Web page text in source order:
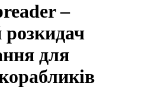
–
розкидач
для